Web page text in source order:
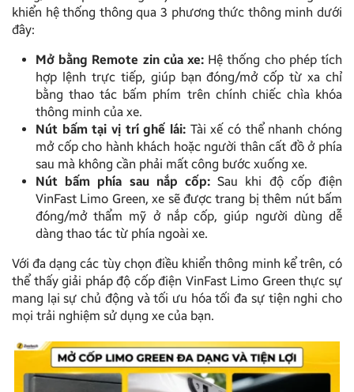
khiển hệ thống thông qua 3 phương thức thông minh dưới
đây:
Mở bằng Remote zin của xe: Hệ thống cho phép tích
hợp lệnh trực tiếp, giúp bạn đóng/mở cốp từ xa chỉ
bằng thao tác bấm phím trên chính chiếc chìa khóa
thông minh của xe.
Nút bấm tại vị trí ghế lái: Tài xế có thể nhanh chóng
mở cốp cho hành khách hoặc người thân cất đồ ở phía
sau mà không cần phải mất công bước xuống xe.
Nút bấm phía sau nắp cốp: Sau khi độ cốp điện
VinFast Limo Green, xe sẽ được trang bị thêm nút bấm
đóng/mở thẩm mỹ ở nắp cốp, giúp người dùng dễ
dàng thao tác từ phía ngoài xe.
Với đa dạng các tùy chọn điều khiển thông minh kể trên, có
thể thấy giải pháp độ cốp điện VinFast Limo Green thực sự
mang lại sự chủ động và tối ưu hóa tối đa sự tiện nghi cho
mọi trải nghiệm sử dụng xe của bạn.